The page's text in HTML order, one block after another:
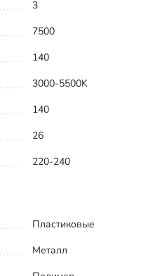
3
7500
140
3000-5500K
140
26
220-240
Пластиковые
Металл